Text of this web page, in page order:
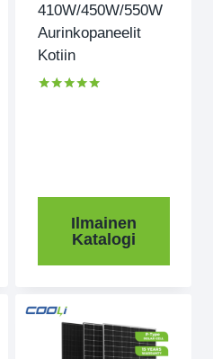
410W/450W/550W
Aurinkopaneelit
Kotiin
Ilmainen
Katalogi